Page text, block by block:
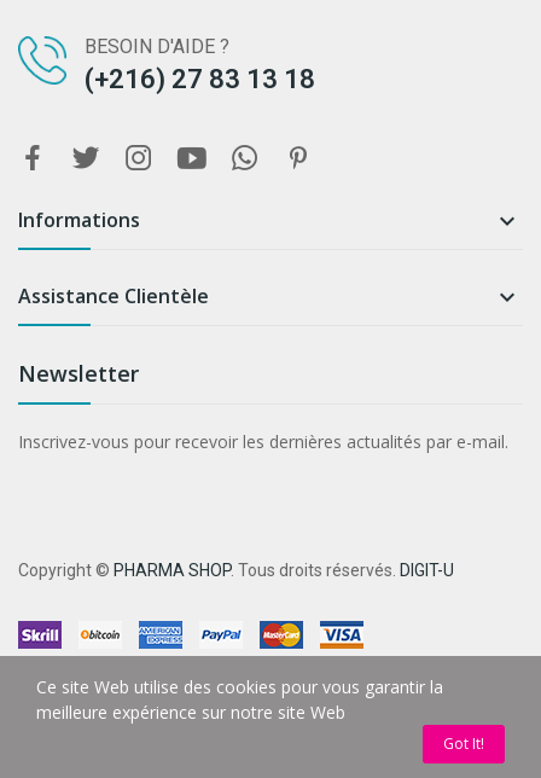
BESOIN D'AIDE ?
(+216) 27 83 13 18
Informations 
Assistance Clientèle 
Newsletter
Inscrivez-vous pour recevoir les dernières actualités par e-mail.
Copyright © PHARMA SHOP. Tous droits réservés. DIGIT-U
Ce site Web utilise des cookies pour vous garantir la
meilleure expérience sur notre site Web
Got It!